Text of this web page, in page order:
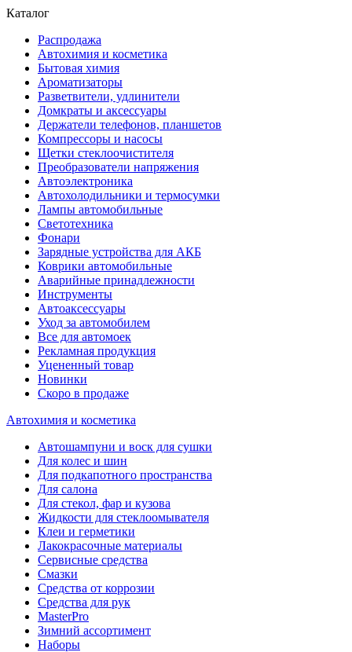
Каталог
Распродажа
Автохимия и косметика
Бытовая химия
Ароматизаторы
Разветвители, удлинители
Домкраты и аксессуары
Держатели телефонов, планшетов
Компрессоры и насосы
Щетки стеклоочистителя
Преобразователи напряжения
Автоэлектроника
Автохолодильники и термосумки
Лампы автомобильные
Светотехника
Фонари
Зарядные устройства для АКБ
Коврики автомобильные
Аварийные принадлежности
Инструменты
Автоаксессуары
Уход за автомобилем
Все для автомоек
Рекламная продукция
Уцененный товар
Новинки
Скоро в продаже
Автохимия и косметика
Автошампуни и воск для сушки
Для колес и шин
Для подкапотного пространства
Для салона
Для стекол, фар и кузова
Жидкости для стеклоомывателя
Клеи и герметики
Лакокрасочные материалы
Сервисные средства
Смазки
Средства от коррозии
Средства для рук
MasterPro
Зимний ассортимент
Наборы